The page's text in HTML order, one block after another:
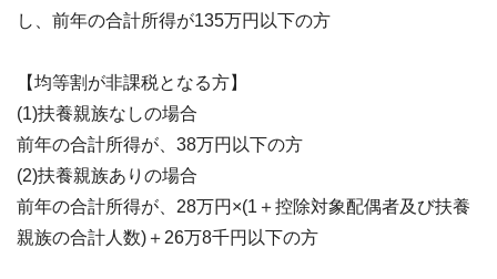
し、前年の合計所得が135万円以下の方
【均等割が非課税となる方】
(1)扶養親族なしの場合
前年の合計所得が、38万円以下の方
(2)扶養親族ありの場合
前年の合計所得が、28万円×(1＋控除対象配偶者及び扶養
親族の合計人数)＋26万8千円以下の方